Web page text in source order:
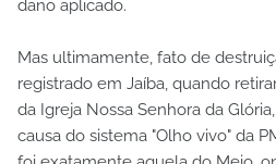
dano aplicado.
Mas ultimamente, fato de
registrado em Jaíba, quando
da Igreja Nossa Senhora da
causa do sistema "Olho vivo" da